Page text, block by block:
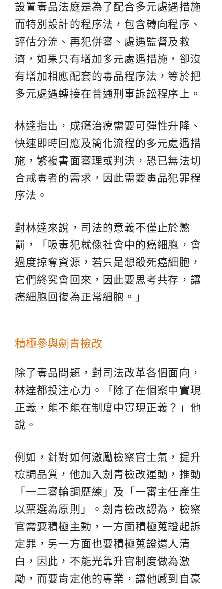
設置毒品法庭是為了配合多元處遇措施
而特別設計的程序法，包含轉向程序、
評估分流、再犯併審、處遇監督及救
濟，如果只有增加多元處遇措施，卻沒
有增加相應配套的毒品程序法，等於把
多元處遇轉接在普通刑事訴訟程序上。
林達指出，成癮治療需要可彈性升降、
快速即時回應及簡化流程的多元處遇措
施，繁複書面審理或判決，恐已無法切
合戒毒者的需求，因此需要毒品犯罪程
序法。
對林達來說，司法的意義不僅止於懲
罰，「吸毒犯就像社會中的癌細胞，會
過度掠奪資源，若只是想殺死癌細胞，
它們終究會回來，因此要思考共存，讓
癌細胞回復為正常細胞。」
積極參與劍青檢改
除了毒品問題，對司法改革各個面向，
林達都投注心力。「除了在個案中實現
正義，能不能在制度中實現正義？」他
說。
例如，針對如何激勵檢察官士氣，提升
檢調品質，他加入劍青檢改運動，推動
「一二審輪調歷練」及「一審主任產生
以票選為原則」。劍青檢改認為，檢察
官需要積極主動，一方面積極蒐證起訴
定罪，另一方面也要積極蒐證還人清
白，因此，不能光靠升官制度做為激
勵，而要肯定他的專業，讓他感到自豪